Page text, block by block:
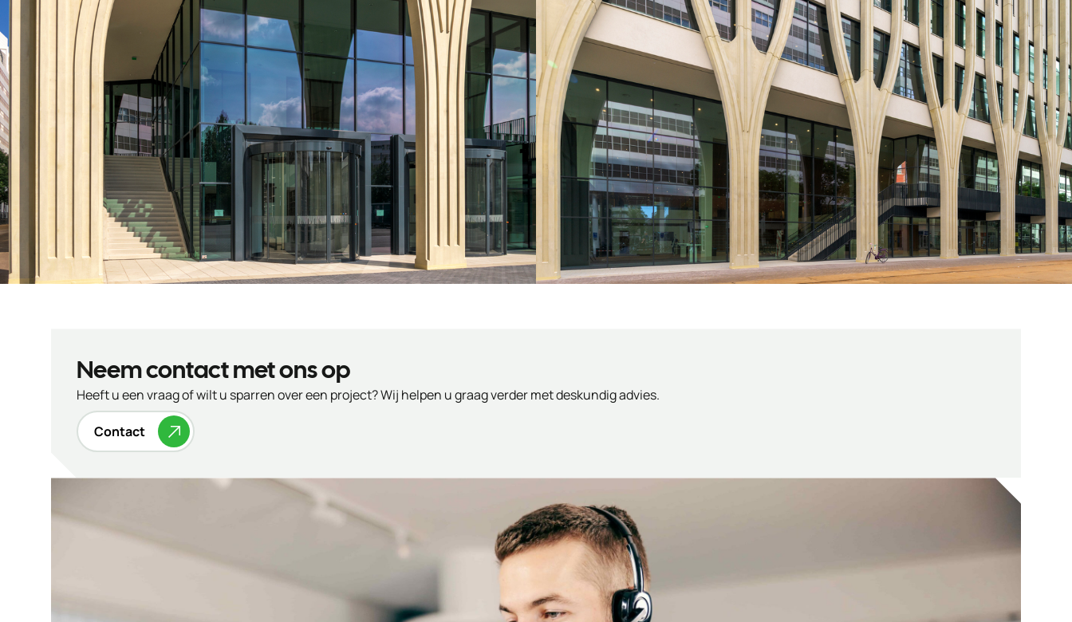
Neem contact met ons op
Heeft u een vraag of wilt u sparren over een project? Wij helpen u graag verder met deskundig advies.
Contact